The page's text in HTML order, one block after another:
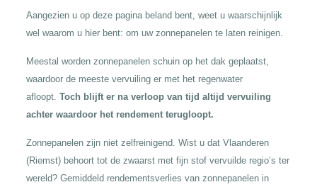
Aangezien u op deze pagina beland bent, weet u waarschijnlijk
wel waarom u hier bent: om uw zonnepanelen te laten reinigen.
Meestal worden zonnepanelen schuin op het dak geplaatst,
waardoor de meeste vervuiling er met het regenwater
afloopt. Toch blijft er na verloop van tijd altijd vervuiling
achter waardoor het rendement terugloopt.
Zonnepanelen zijn niet zelfreinigend. Wist u dat Vlaanderen
(Riemst) behoort tot de zwaarst met fijn stof vervuilde regio’s ter
wereld? Gemiddeld rendementsverlies van zonnepanelen in